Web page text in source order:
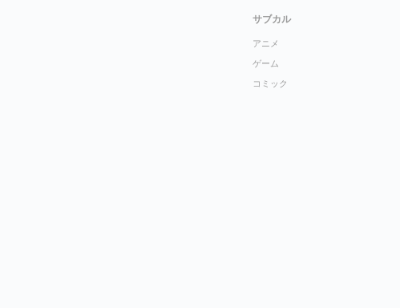
サブカル
アニメ
ゲーム
コミック